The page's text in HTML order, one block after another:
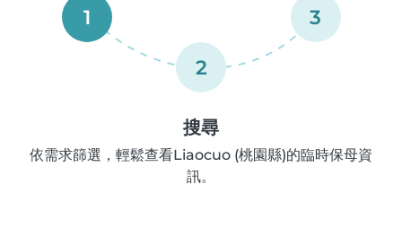
1
2
3
搜尋
依需求篩選，輕鬆查看Liaocuo (桃園縣)的臨時保母資
訊。